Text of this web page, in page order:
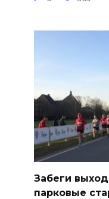
Забеги
парковые